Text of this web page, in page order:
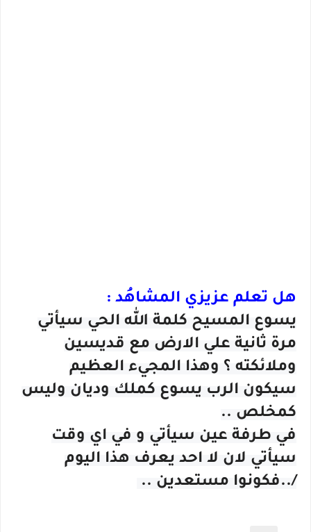
هل تعلم عزيزي المشاهُد :
يسوع المسيح كلمة الله الحي سيأتي
مرة ثانية علي الارض مع قديسين
وملائكته ؟ وهذا المجيء العظيم
سيكون الرب يسوع كملك وديان وليس
كمخلص ..
في طرفة عين سيأتي و في اي وقت
سيأتي لان لا احد يعرف هذا اليوم
/..فكونوا مستعدين ..